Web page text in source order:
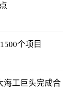
个项目
海工巨头完成合